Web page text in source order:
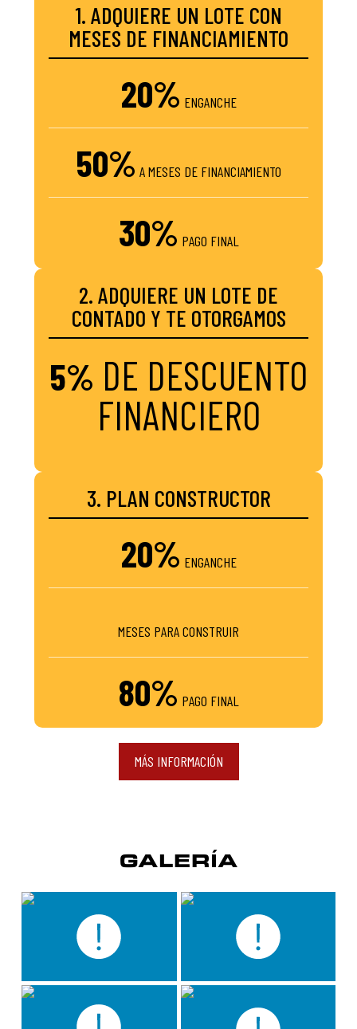
1. ADQUIERE UN LOTE CON
MESES DE FINANCIAMIENTO
20% ENGANCHE
50% A MESES DE FINANCIAMIENTO
30% PAGO FINAL
2. ADQUIERE UN LOTE DE
CONTADO Y TE OTORGAMOS
5% DE DESCUENTO
FINANCIERO
3. PLAN CONSTRUCTOR
20% ENGANCHE
MESES PARA CONSTRUIR
80% PAGO FINAL
MÁS INFORMACIÓN
GALERÍA